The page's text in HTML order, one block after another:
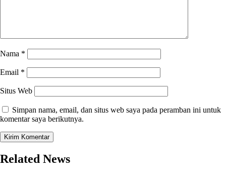
Nama *
Email *
Situs Web
Simpan nama, email, dan situs web saya pada peramban ini untuk
komentar saya berikutnya.
Related News